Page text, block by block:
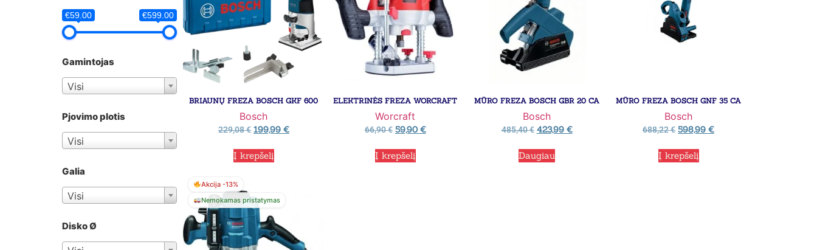
€59.00 €599.00
Gamintojas
Visi
Pjovimo plotis
Visi
Galia
Visi
Disko Ø
BRIAUNŲ FREZA BOSCH GKF 600
Bosch
229,08€ 199,99 €
Į krepšelį
ELEKTRINĖS FREZA WORCRAFT
Worcraft
66,90€ 59,90€
Į krepšelį
MŪRO FREZA BOSCH GBR 20 CA
Bosch
485,40€ 423,99 €
Daugiau
MŪRO FREZA BOSCH GNF 35 CA
Bosch
688,22€ 598,99€
Į krepšelį
Akcija -13%
Nemokamas pristatymas